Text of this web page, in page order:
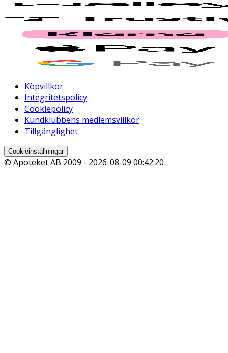
Köpvillkor
Integritetspolicy
Cookiepolicy
Kundklubbens medlemsvillkor
Tillgänglighet
Cookieinställningar
© Apoteket AB 2009 - 2026-08-09 00:42:20